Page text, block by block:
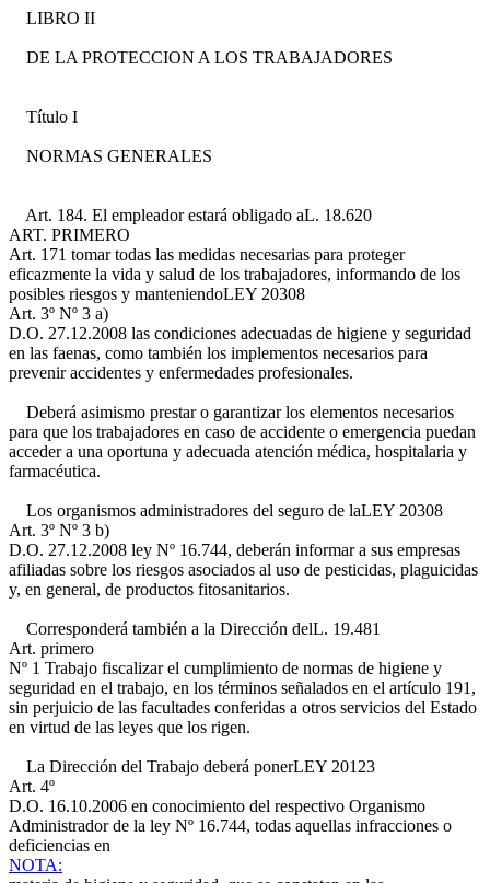
LIBRO II
DE LA PROTECCION A LOS TRABAJADORES
Título I
NORMAS GENERALES
Art. 184. El empleador estará obligado aL. 18.620
ART. PRIMERO
Art. 171 tomar todas las medidas necesarias para proteger
eficazmente la vida y salud de los trabajadores, informando de los
posibles riesgos y manteniendoLEY 20308
Art. 3º Nº 3 a)
D.O. 27.12.2008 las condiciones adecuadas de higiene y seguridad
en las faenas, como también los implementos necesarios para
prevenir accidentes y enfermedades profesionales.
Deberá asimismo prestar o garantizar los elementos necesarios
para que los trabajadores en caso de accidente o emergencia puedan
acceder a una oportuna y adecuada atención médica, hospitalaria y
farmacéutica.
Los organismos administradores del seguro de laLEY 20308
Art. 3º Nº 3 b)
D.O. 27.12.2008 ley Nº 16.744, deberán informar a sus empresas
afiliadas sobre los riesgos asociados al uso de pesticidas, plaguicidas
y, en general, de productos fitosanitarios.
Corresponderá también a la Dirección delL. 19.481
Art. primero
Nº 1 Trabajo fiscalizar el cumplimiento de normas de higiene y
seguridad en el trabajo, en los términos señalados en el artículo 191,
sin perjuicio de las facultades conferidas a otros servicios del Estado
en virtud de las leyes que los rigen.
La Dirección del Trabajo deberá ponerLEY 20123
Art. 4º
D.O. 16.10.2006 en conocimiento del respectivo Organismo
Administrador de la ley Nº 16.744, todas aquellas infracciones o
deficiencias en
NOTA: